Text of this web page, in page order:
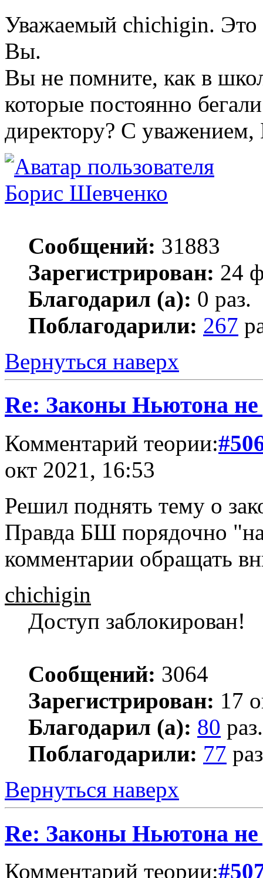
Уважаемый chichigin. Это
Вы.
Вы не помните, как в
которые постоянно
директору? С уважением,
Борис Шевченко
Сообщений: 31883
Зарегистрирован: 24
Благодарил (а): 0 раз.
Поблагодарили: 267
Вернуться наверх
Re: Законы Ньютона не
Комментарий теории:
окт 2021, 16:53
Решил поднять тему о
Правда БШ порядочно
комментарии обращать
chichigin
Доступ заблокирован!
Сообщений: 3064
Зарегистрирован: 17
Благодарил (а): 80 раз.
Поблагодарили: 77
Вернуться наверх
Re: Законы Ньютона не
Комментарий теории: